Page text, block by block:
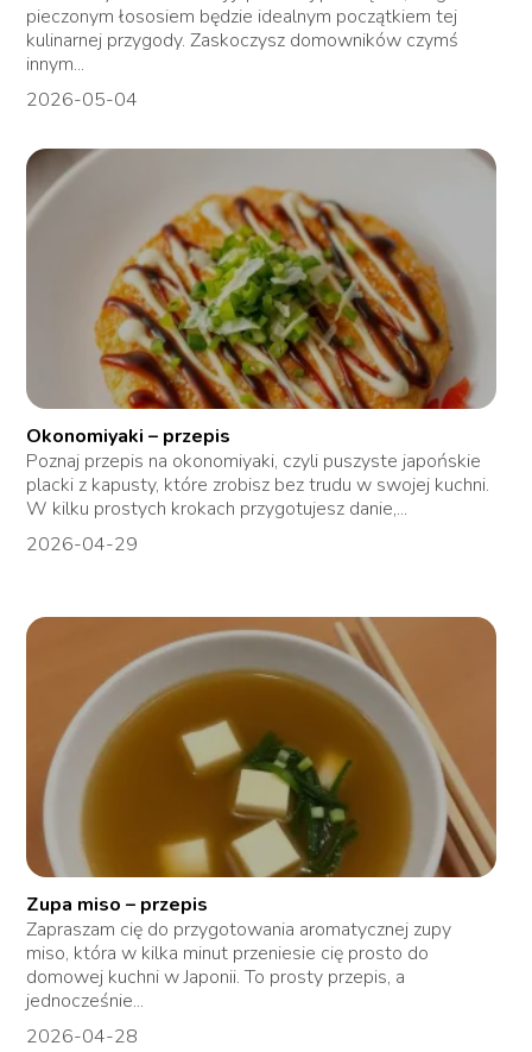
pieczonym łososiem będzie idealnym początkiem tej
kulinarnej przygody. Zaskoczysz domowników czymś
innym...
2026-05-04
Okonomiyaki – przepis
Poznaj przepis na okonomiyaki, czyli puszyste japońskie
placki z kapusty, które zrobisz bez trudu w swojej kuchni.
W kilku prostych krokach przygotujesz danie,...
2026-04-29
Zupa miso – przepis
Zapraszam cię do przygotowania aromatycznej zupy
miso, która w kilka minut przeniesie cię prosto do
domowej kuchni w Japonii. To prosty przepis, a
jednocześnie...
2026-04-28